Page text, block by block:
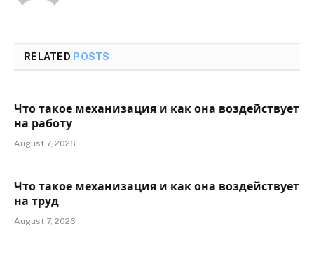
RELATED POSTS
Что такое механизация и как она воздействует
на работу
August 7, 2026
Что такое механизация и как она воздействует
на труд
August 7, 2026